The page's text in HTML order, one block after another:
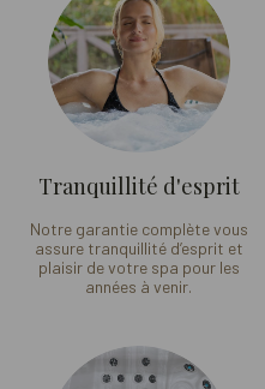
Tranquillité d'esprit
Notre garantie complète vous
assure tranquillité d’esprit et
plaisir de votre spa pour les
années à venir.